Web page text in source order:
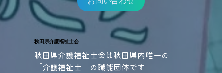
秋田県介護福祉士会
秋田県介護福祉士会は秋田県内唯一の
「介護福祉士」の職能団体です